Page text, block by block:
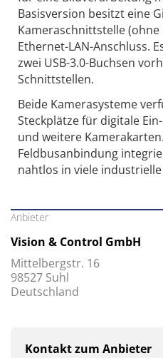
Basisversion besitzt eine
Kameraschnittstelle (ohne
Ethernet-LAN-Anschluss.
zwei USB-3.0-Buchsen
Schnittstellen.
Beide Kamerasysteme
Steckplätze für digitale
und weitere
Feldbusanbindung
nahtlos in viele industrielle
Anbieter
Vision & Control GmbH
Mittelbergstr. 16
98527 Suhl
Deutschland
Kontakt zum Anbieter